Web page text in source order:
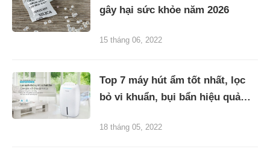
gây hại sức khỏe năm 2026
15 tháng 06, 2022
Top 7 máy hút ẩm tốt nhất, lọc
bỏ vi khuẩn, bụi bẩn hiệu quả
18 tháng 05, 2022